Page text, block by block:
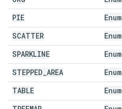
PIE Enum
SCATTER Enum
SPARKLINE Enum
STEPPED AREA Enum
TABLE Enum